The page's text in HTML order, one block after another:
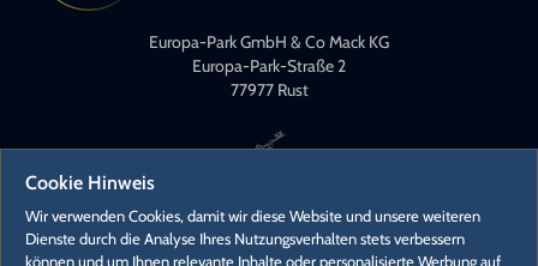
Europa-Park GmbH & Co Mack KG
Europa-Park-Straße 2
77977 Rust
Cookie Hinweis
Wir verwenden Cookies, damit wir diese Website und unsere weiteren
Dienste durch die Analyse Ihres Nutzungsverhalten stets verbessern
können und um Ihnen relevante Inhalte oder personalisierte Werbung auf